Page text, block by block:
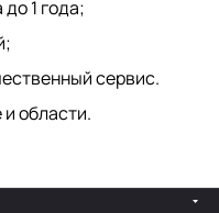
1 года;
сервис.
области.